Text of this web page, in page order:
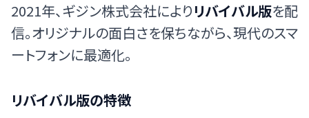
2021年、ギジン株式会社によりリバイバル版を配
信。オリジナルの面白さを保ちながら、現代のスマ
ートフォンに最適化。
リバイバル版の特徴